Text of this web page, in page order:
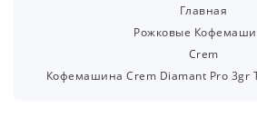
Главная
Рожковые
Crem
Кофемашина Crem Diamant Pro 3gr